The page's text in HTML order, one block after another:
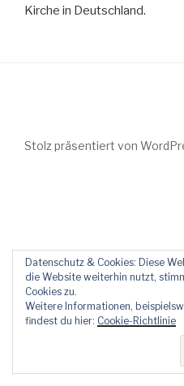
Kirche in Deutschland.
Stolz präsentiert von
Datenschutz & Cookies: Diese
die Website weiterhin nutzt,
Cookies zu.
Weitere Informationen,
findest du hier: Cookie-Richtlinie